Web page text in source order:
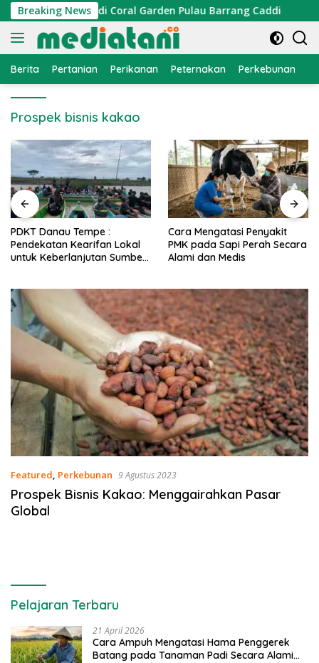
Langsung
ke
konten
Breaking News
Dipasang di Coral Garden Pulau Barrang Caddi
Berita Pertanian Perikanan Peternakan Perkebunan
Prospek bisnis kakao
PDKT Danau Tempe :
Pendekatan Kearifan Lokal
untuk Keberlanjutan Sumber
Cara Mengatasi Penyakit
PMK pada Sapi Perah Secara
Alami dan Medis
Featured, Perkebunan 9 Agustus 2023
Prospek Bisnis Kakao: Menggairahkan Pasar
Global
Pelajaran Terbaru
21 April 2026
Cara Ampuh Mengatasi Hama Penggerek
Batang pada Tanaman Padi Secara Alami